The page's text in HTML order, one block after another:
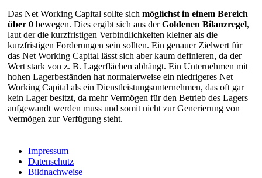
Das Net Working Capital sollte sich möglichst in einem Bereich
über 0 bewegen. Dies ergibt sich aus derGoldenen Bilanzregel,
laut der die kurzfristigen Verbindlichkeiten kleiner als die
kurzfristigen Forderungen sein sollten. Ein genauer Zielwert für
das Net Working Capital lässt sich aber kaum definieren, da der
Wert stark von z. B. Lagerflächen abhängt. Ein Unternehmen mit
hohen Lagerbeständen hat normalerweise ein niedrigeres Net
Working Capital als ein Dienstleistungsunternehmen, das oft gar
kein Lager besitzt, da mehr Vermögen für den Betrieb des Lagers
aufgewandt werden muss und somit nicht zur Generierung von
Vermögen zur Verfügung steht.
Impressum
Datenschutz
Bildnachweise